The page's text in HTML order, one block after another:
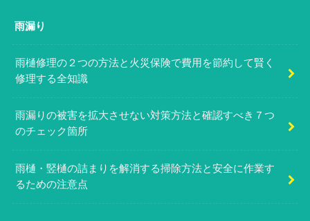
雨漏り
雨樋修理の２つの方法と火災保険で費用を節約して賢く
修理する全知識
雨漏りの被害を拡大させない対策方法と確認すべき７つ
のチェック箇所
雨樋・竪樋の詰まりを解消する掃除方法と安全に作業す
るための注意点